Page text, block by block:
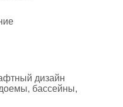
дизайн
бассейны,